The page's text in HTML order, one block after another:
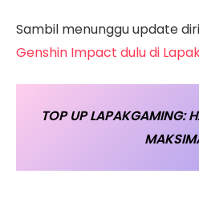
Sambil menunggu update
Genshin Impact dulu di
TOP UP LAPAKGAMING: